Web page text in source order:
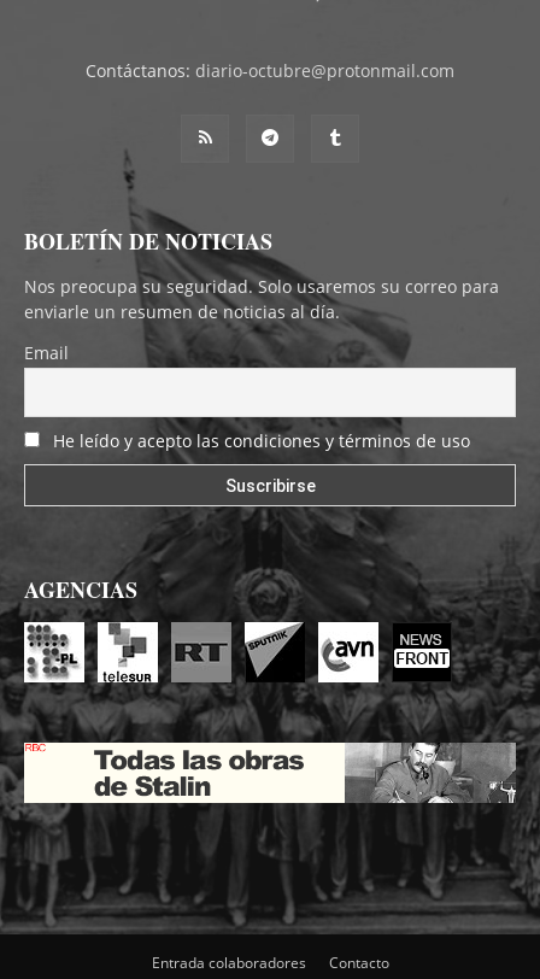
Contáctanos: diario-octubre@protonmail.com
BOLETÍN DE NOTICIAS
Nos preocupa su seguridad. Solo usaremos su correo para
enviarle un resumen de noticias al día.
Email
He leído y acepto las condiciones y términos de uso
AGENCIAS
Entrada colaboradores Contacto